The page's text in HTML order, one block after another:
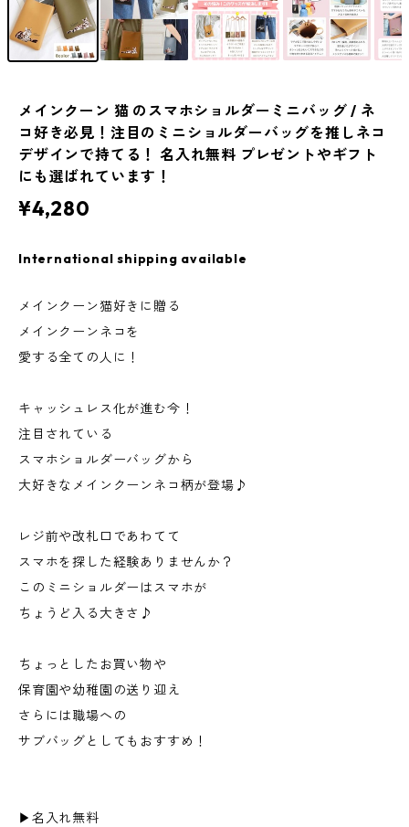
メインクーン 猫 のスマホショルダーミニバッグ / ネ
コ好き必見！注目のミニショルダーバッグを推しネコ
デザインで持てる！ 名入れ無料 プレゼントやギフト
にも選ばれています！
¥4,280
International shipping available
メインクーン猫好きに贈る
メインクーンネコを
愛する全ての人に！
キャッシュレス化が進む今！
注目されている
スマホショルダーバッグから
大好きなメインクーンネコ柄が登場♪
レジ前や改札口であわてて
スマホを探した経験ありませんか？
このミニショルダーはスマホが
ちょうど入る大きさ♪
ちょっとしたお買い物や
保育園や幼稚園の送り迎え
さらには職場への
サブバッグとしてもおすすめ！
▶︎名入れ無料